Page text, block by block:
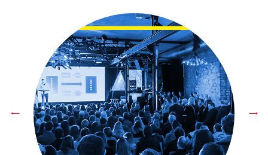
← →